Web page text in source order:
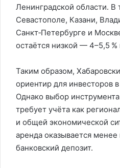
Ленинградской области.
Севастополе, Казани,
Санкт‑Петербурге и
остаётся низкой — 4–5,5 %
Таким образом,
ориентир для инвесторов
Однако выбор
требует учёта как
и общей экономической
аренда оказывается
банковский депозит.